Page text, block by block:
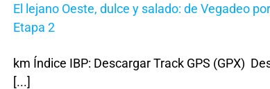
El lejano Oeste, dulce y salado: de Vegadeo
Etapa 2
km Índice IBP: Descargar Track GPS (GPX)
[...]